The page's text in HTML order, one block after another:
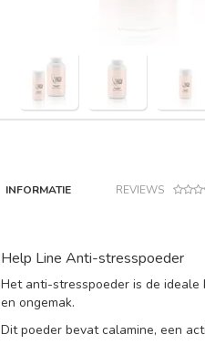
INFORMATIE REVIEWS
Help Line Anti-stresspoeder
Het anti-stresspoeder is de
en ongemak.
Dit poeder bevat calamine, een